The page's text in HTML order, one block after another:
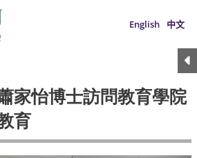
English 中文
家怡博士訪問教育學院
育